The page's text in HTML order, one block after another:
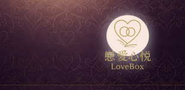
跳
至
主
要
內